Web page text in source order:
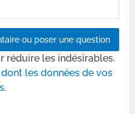
réduire les indésirables.
les données de vos
.